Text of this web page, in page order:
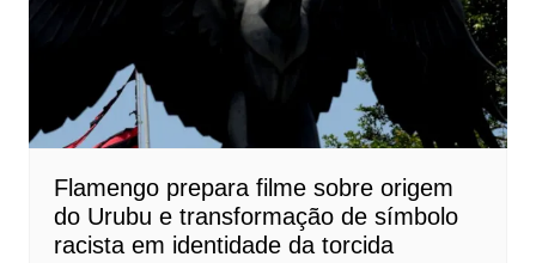
Flamengo prepara filme sobre origem
do Urubu e transformação de símbolo
racista em identidade da torcida